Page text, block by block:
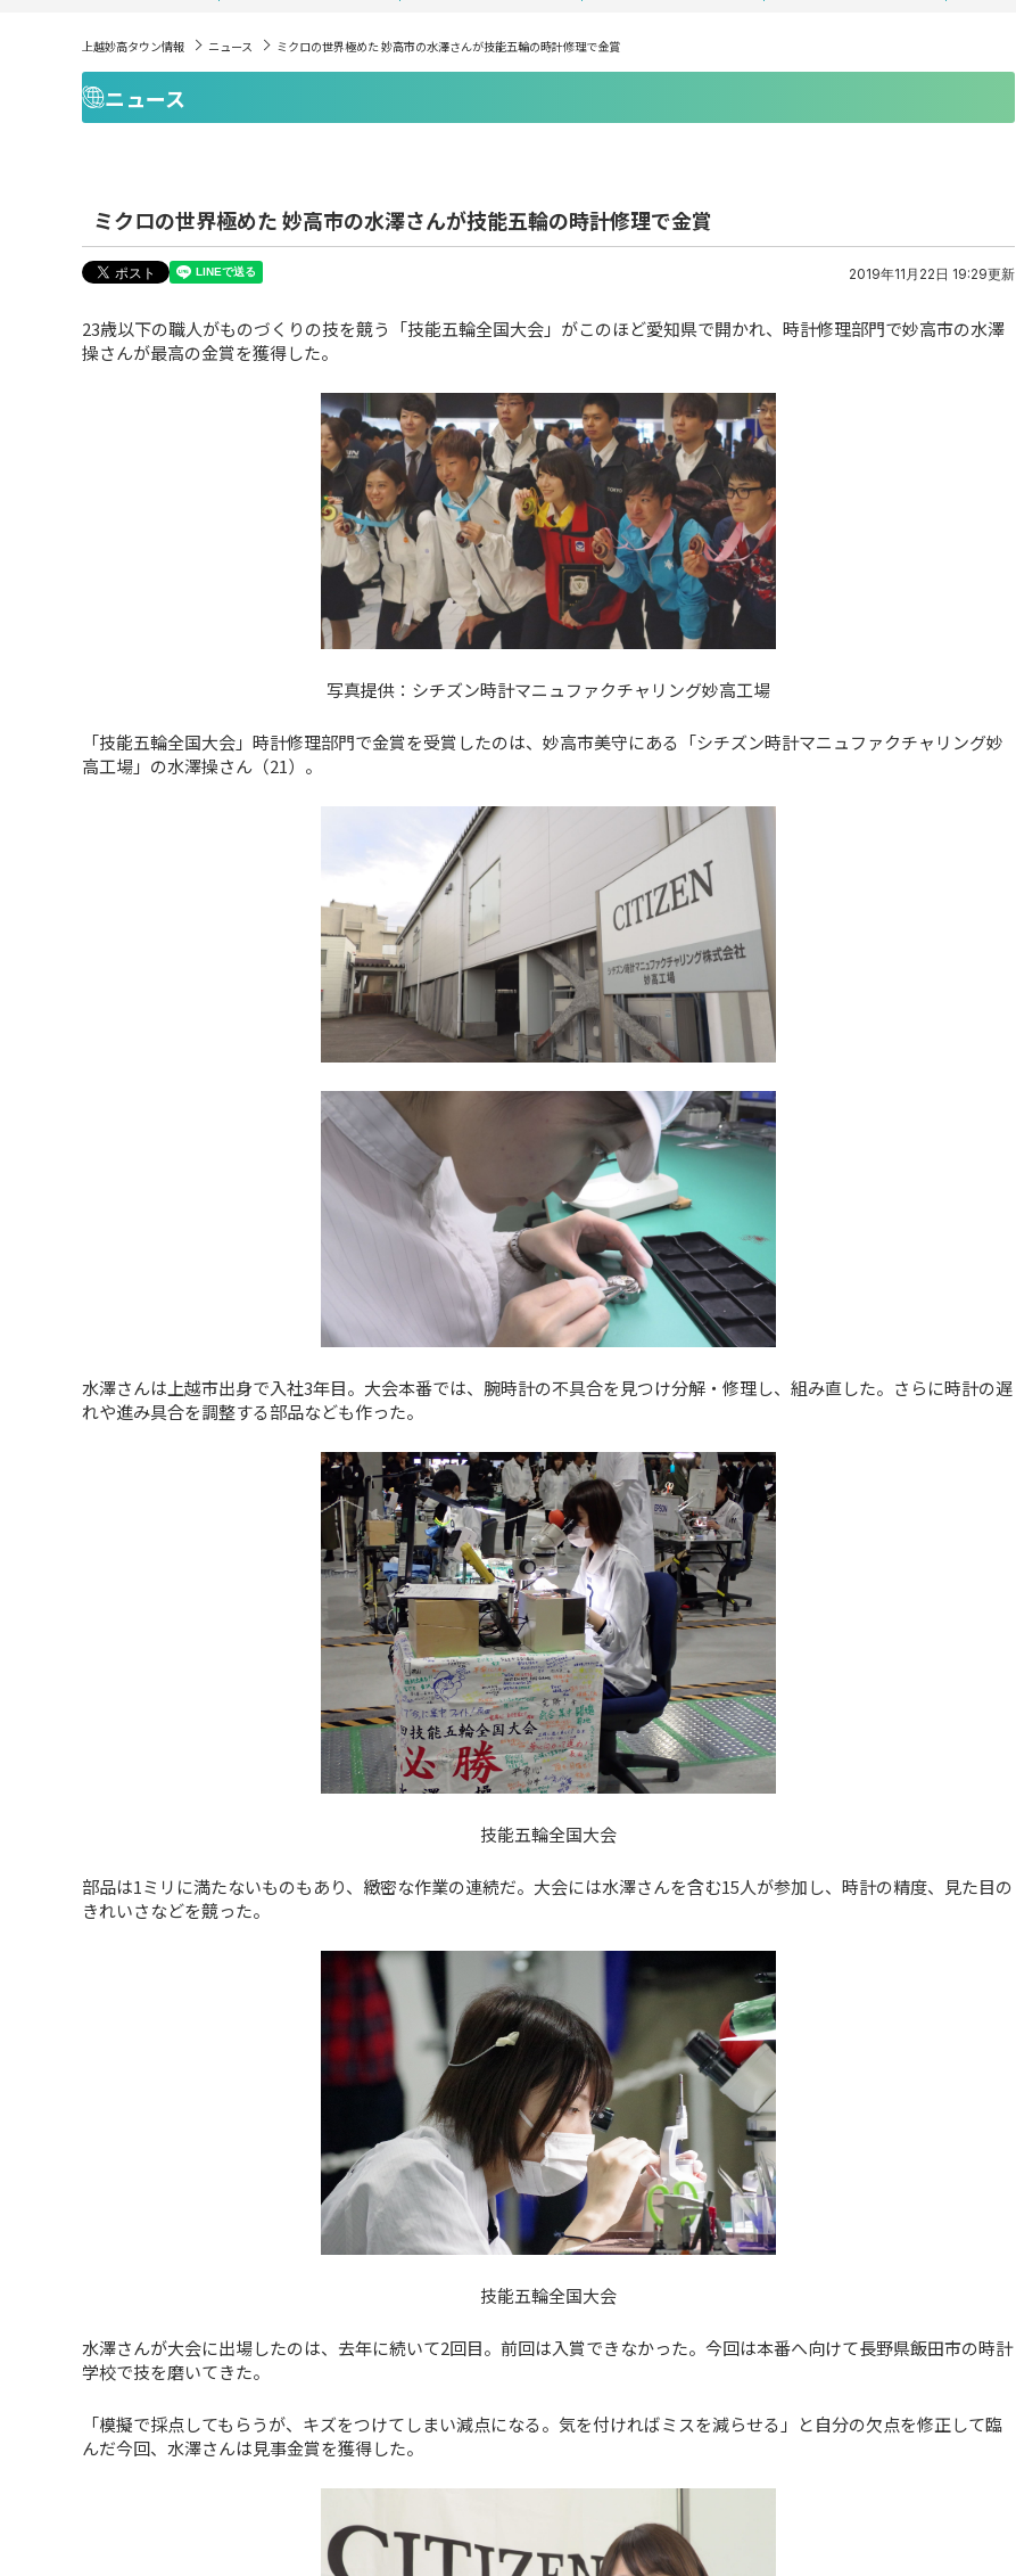
上越妙高タウン情報 ニュース ミクロの世界極めた 妙高市の水澤さんが技能五輪の時計修理で金賞
ニュース
ミクロの世界極めた 妙高市の水澤さんが技能五輪の時計修理で金賞
2019年11月22日 19:29更新
23歳以下の職人がものづくりの技を競う「技能五輪全国大会」がこのほど愛知県で開かれ、時計修理部門で妙高市の水澤
操さんが最高の金賞を獲得した。
写真提供：シチズン時計マニュファクチャリング妙高工場
「技能五輪全国大会」時計修理部門で金賞を受賞したのは、妙高市美守にある「シチズン時計マニュファクチャリング妙
高工場」の水澤操さん（21）。
水澤さんは上越市出身で入社3年目。大会本番では、腕時計の不具合を見つけ分解・修理し、組み直した。さらに時計の遅
れや進み具合を調整する部品なども作った。
技能五輪全国大会
部品は1ミリに満たないものもあり、緻密な作業の連続だ。大会には水澤さんを含む15人が参加し、時計の精度、見た目の
きれいさなどを競った。
技能五輪全国大会
水澤さんが大会に出場したのは、去年に続いて2回目。前回は入賞できなかった。今回は本番へ向けて長野県飯田市の時計
学校で技を磨いてきた。
「模擬で採点してもらうが、キズをつけてしまい減点になる。気を付ければミスを減らせる」と自分の欠点を修正して臨
んだ今回、水澤さんは見事金賞を獲得した。